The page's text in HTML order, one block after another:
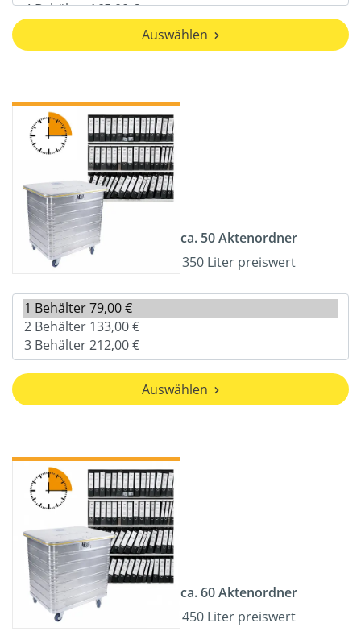
Auswählen
ca. 50 Aktenordner
350 Liter preiswert
Auswählen
ca. 60 Aktenordner
450 Liter preiswert